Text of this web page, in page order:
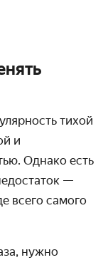
тихой
и
Однако есть
—
всего самого
нужно